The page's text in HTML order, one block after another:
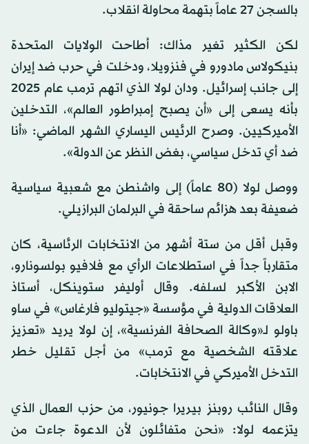
بالسجن 27 عاماً بتهمة محاولة انقلاب.
لكن الكثير تغير مذاك: أطاحت الولايات المتحدة
بنيكولاس مادورو في فنزويلا، ودخلت في حرب ضد إيران
إلى جانب إسرائيل. ودان لولا الذي اتهم ترمب عام 2025
بأنه يسعى إلى «أن يصبح إمبراطور العالم»، التدخلين
الأميركيين. وصرح الرئيس اليساري الشهر الماضي: «أنا
ضد أي تدخل سياسي، بغض النظر عن الدولة».
ووصل لولا (80 عاماً) إلى واشنطن مع شعبية سياسية
ضعيفة بعد هزائم ساحقة في البرلمان البرازيلي.
وقبل أقل من ستة أشهر من الانتخابات الرئاسية، كان
متقارباً جداً في استطلاعات الرأي مع فلافيو بولسونارو،
الابن الأكبر لسلفه. وقال أوليفر ستوينكل، أستاذ
العلاقات الدولية في مؤسسة «جيتوليو فارغاس» في ساو
باولو لـ«وكالة الصحافة الفرنسية»، إن لولا يريد «تعزيز
علاقته الشخصية مع ترمب» من أجل تقليل خطر
التدخل الأميركي في الانتخابات.
وقال النائب روبنز بيريرا جونيور، من حزب العمال الذي
يتزعمه لولا: «نحن متفائلون لأن الدعوة جاءت من